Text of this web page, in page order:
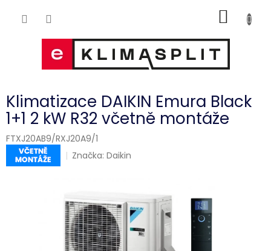
KOŠÍK
Klimatizace DAIKIN Emura Black
1+1 2 kW R32 včetně montáže
FTXJ20AB9/RXJ20A9/1
Značka:Daikin